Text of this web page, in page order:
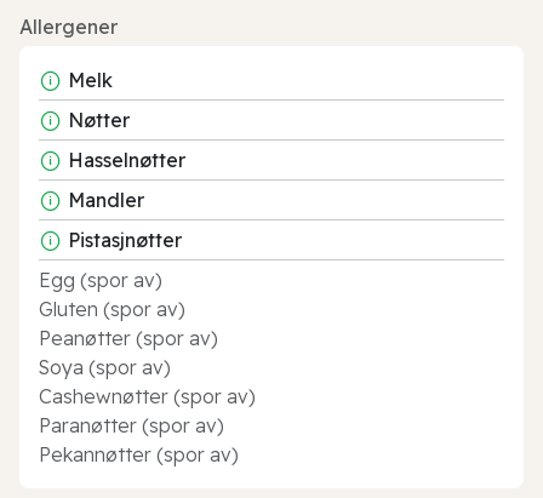
Allergener
Melk
Nøtter
Hasselnøtter
Mandler
Pistasjnøtter
Egg (spor av)
Gluten (spor av)
Peanøtter (spor av)
Soya (spor av)
Cashewnøtter (spor av)
Paranøtter (spor av)
Pekannøtter (spor av)